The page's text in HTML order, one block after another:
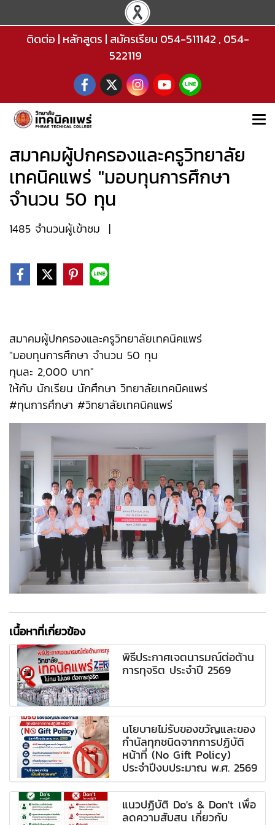
ติดต่อ | หลักสูตร | สมัครเรียน 054-511142 , 054-
522119
สมาคมผู้ปกครองและครูวิทยาลัย
เทคนิคแพร่ "มอบทุนการศึกษา
จำนวน 50 ทุน
1485 จำนวนผู้เข้าชม |
สมาคมผู้ปกครองและครูวิทยาลัยเทคนิคแพร่
"มอบทุนการศึกษา จำนวน 50 ทุน
ทุนละ 2,000 บาท"
ให้กับ นักเรียน นักศึกษา วิทยาลัยเทคนิคแพร่
#ทุนการศึกษา #วิทยาลัยเทคนิคแพร่
เนื้อหาที่เกี่ยวข้อง
พิธีประกาศเจตนารมณ์ต่อต้าน
การทุจริต ประจำปี 2569
นโยบายไม่รับของขวัญและของ
กำนัลทุกชนิดจากการปฏิบัติ
หน้าที่ (No Gift Policy)
ประจำปีงบประมาณ พ.ศ. 2569
แนวปฏิบัติ Do's & Don't เพื่อ
ลดความสับสน เกี่ยวกับ